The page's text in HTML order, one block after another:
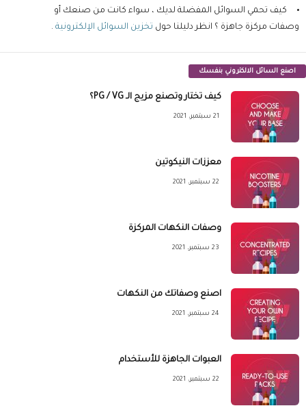
كيف تحمي السوائل المفضلة لديك ، سواء كانت من صنعك أو
وصفات مركزة جاهزة ؟ انظر دليلنا حول تخزين السوائل الإلكترونية.
اصنع السائل الالكتروني بنفسك
كيف تختار وتصنع مزيج الـ PG / VG؟
21 سبتمبر، 2021
معززات النيكوتين
22 سبتمبر، 2021
وصفات النكهات المركزة
23 سبتمبر، 2021
اصنع وصفاتك من النكهات
24 سبتمبر، 2021
العبوات الجاهزة للأستخدام
22 سبتمبر، 2021